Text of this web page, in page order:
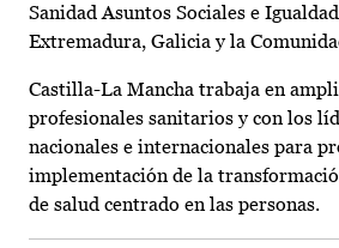
Sanidad Asuntos Sociales e
Extremadura, Galicia y la
Castilla-La Mancha trabaja en
profesionales sanitarios y con los
nacionales e internacionales para
implementación de la
de salud centrado en las personas.